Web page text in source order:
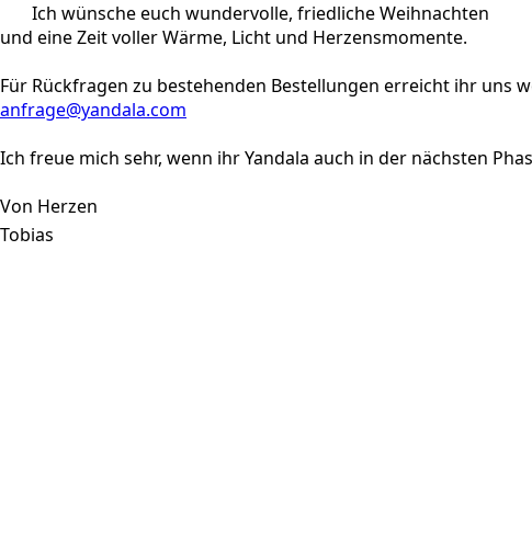
Ich wünsche euch wundervolle, friedliche Weihnachten
und eine Zeit voller Wärme, Licht und Herzensmomente.
Für Rückfragen zu bestehenden Bestellungen erreicht ihr uns
anfrage@yandala.com
Ich freue mich sehr, wenn ihr Yandala auch in der nächsten
Von Herzen
Tobias